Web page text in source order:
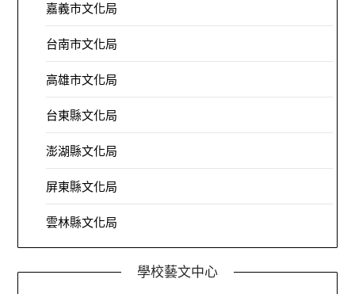
嘉義市文化局
台南市文化局
高雄市文化局
台東縣文化局
澎湖縣文化局
屏東縣文化局
雲林縣文化局
學校藝文中心